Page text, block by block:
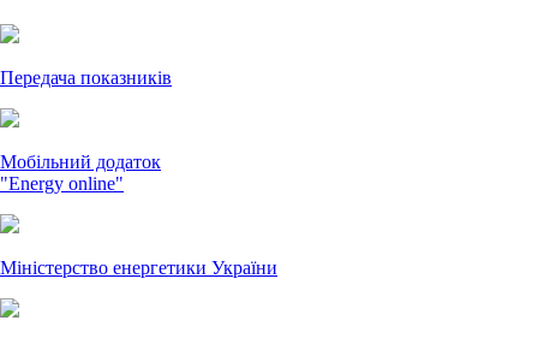
Передача показників
Мобільний додаток
"Energy online"
Міністерство енергетики України